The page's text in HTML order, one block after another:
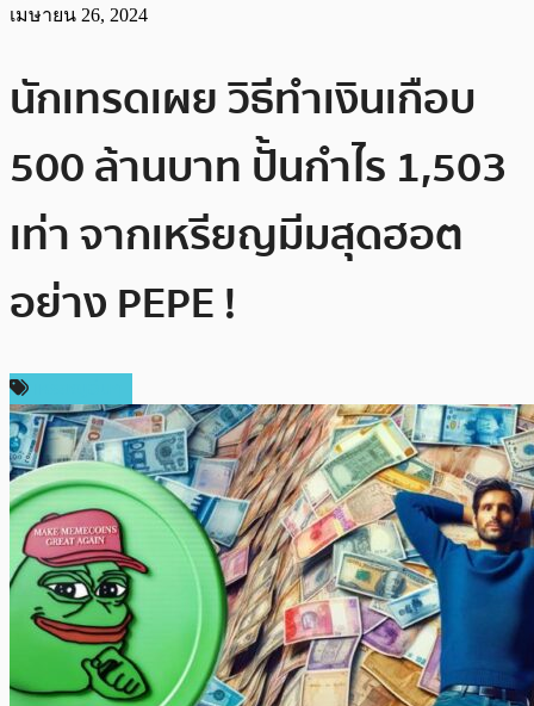
เมษายน 26, 2024
นักเทรดเผย วิธีทำเงินเกือบ
500 ล้านบาท ปั้นกำไร 1,503
เท่า จากเหรียญมีมสุดฮอต
อย่าง PEPE !